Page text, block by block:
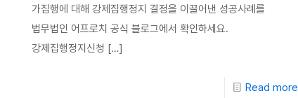
가집행에 대해 강제집행정지 결정을 이끌어낸 성공사례를
법무법인 어프로치 공식 블로그에서 확인하세요.
강제집행정지신청 […]
Read more